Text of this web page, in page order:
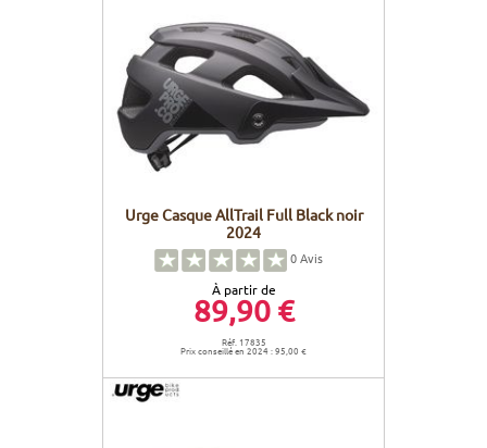
Urge Casque AllTrail Full Black noir
2024
0Avis
À partir de
89,90 €
Réf. 17835
Prix conseillé en 2024 : 95,00 €